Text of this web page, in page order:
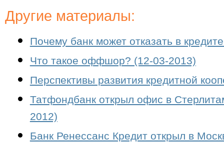
Другие материалы:
Почему банк может отказать в
Что такое оффшор? (12-03-2013)
Перспективы развития кредитной
Татфондбанк открыл офис в
2012)
Банк Ренессанс Кредит открыл в